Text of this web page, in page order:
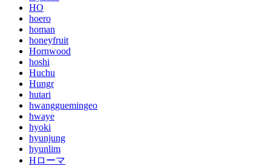
HO
hoero
homan
honeyfruit
Hornwood
hoshi
Huchu
Hungr
hutari
hwangguemingeo
hwaye
hyoki
hyunjung
hyunlim
Hローマ